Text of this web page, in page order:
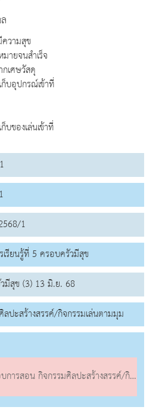
วามสุข
ายจนสำเร็จ
เศษวัสดุ
บอุปกรณ์เข้าที่
ของเล่นเข้าที่
1
รียนรู้ที่ 5 ครอบครัวมีสุข
มีสุข (3) 13 มิ.ย. 68
ปะสร้างสรรค์/กิจกรรมเล่นตามมุม
สอน กิจกรรมศิลปะสร้างสรรค์/กิจกรรมเล่นตามมุม